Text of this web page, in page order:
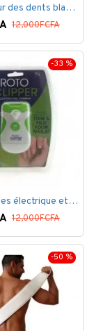
Blanchisseur des dents blanc éblouissant
12,000FCFA
-33 %
Coupe-ongles électrique et lime électrique
12,000FCFA
-50 %